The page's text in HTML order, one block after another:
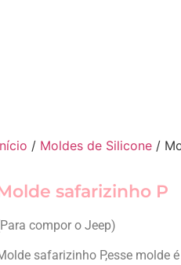
/ Moldes de Silicone /
safarizinho P
compor o Jeep)
safarizinho P,esse molde